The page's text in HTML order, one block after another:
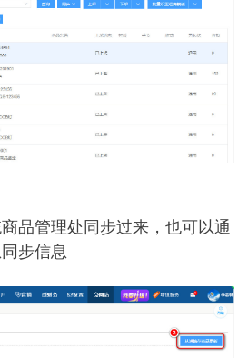
品管理处同步过来，也可以通
步信息